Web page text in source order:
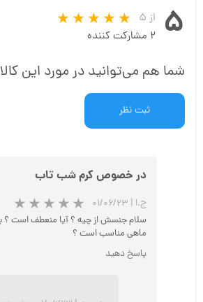
۵ از ۵
۲ مشارکت کننده
شما هم می‌توانید در مورد این
ثبت نظر
در خصوص کرم شب تاب
ج.ا | ۰۱/۰۶/۲۳
سلام جنسش از چیه ؟ آیا منعطف است ؟
ماهی مناسب است ؟
پاسخ دهید